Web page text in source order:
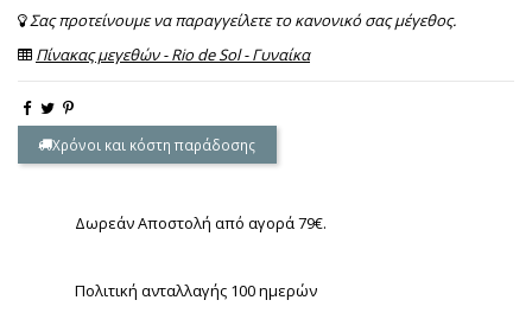
Σας προτείνουμε να παραγγείλετε το κανονικό σας μέγεθος.
Πίνακας μεγεθών - Rio de Sol - Γυναίκα
Χρόνοι και κόστη παράδοσης
Δωρεάν Αποστολή από αγορά 79€.
Πολιτική ανταλλαγής 100 ημερών